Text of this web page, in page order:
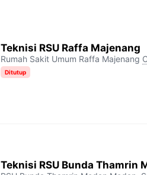
Teknisi RSU Raffa Majenang
Rumah Sakit Umum Raffa Majenang
Ditutup
Teknisi RSU Bunda Thamrin